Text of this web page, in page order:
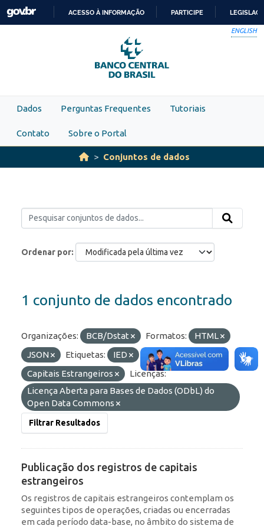
Skip to main content
PARA
O
CONTEÚDO
ACESSO À INFORMAÇÃO PARTICIPE
ENGLISH
Dados Perguntas Frequentes Tutoriais
Contato Sobre o Portal
Conjuntos de dados
Ordenar por
1 conjunto de dados encontrado
Organizações: BCB/Dstat Formatos:
HTML
JSON
Etiquetas: IED
ROF
Capitais Estrangeiros
Licenças:
Licença Aberta para Bases de Dados (ODbL) do
Open Data Commons
Filtrar Resultados
Publicação dos registros de capitais
estrangeiros
Os registros de capitais estrangeiros contemplam os
seguintes tipos de operações, criadas ou encerradas
em cada período data-base, no âmbito do sistema de